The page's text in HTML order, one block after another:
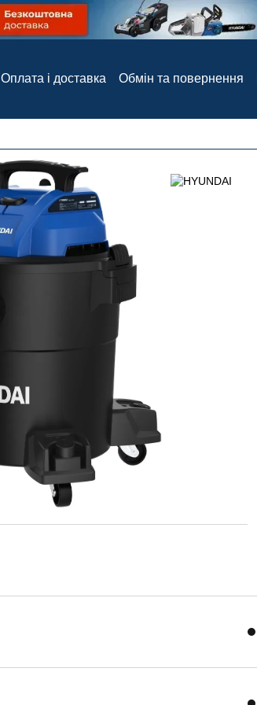
Оплата і доставка Обмін та повернення